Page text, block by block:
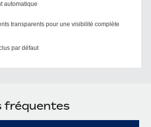
automatique
transparents pour une visibilité complète
par défaut
fréquentes